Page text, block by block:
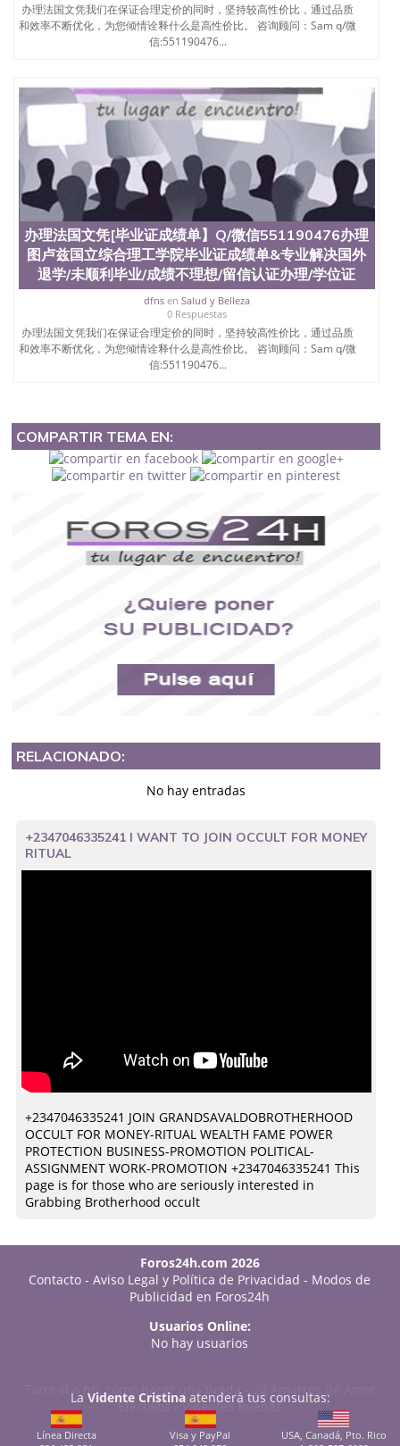
办理法国文凭我们在保证合理定价的同时，坚持较高性价比，通过品质
和效率不断优化，为您倾情诠释什么是高性价比。 咨询顾问：Sam q/微
信:551190476...
办理法国文凭[毕业证成绩单】Q/微信551190476办理
图卢兹国立综合理工学院毕业证成绩单&专业解决国外
退学/未顺利毕业/成绩不理想/留信认证办理/学位证
dfnsen Salud y Belleza
0 Respuestas
办理法国文凭我们在保证合理定价的同时，坚持较高性价比，通过品质
和效率不断优化，为您倾情诠释什么是高性价比。 咨询顾问：Sam q/微
信:551190476...
COMPARTIR TEMA EN:
RELACIONADO:
No hay entradas
+2347046335241 I WANT TO JOIN OCCULT FOR MONEY
RITUAL
+2347046335241 JOIN GRANDSAVALDOBROTHERHOOD
OCCULT FOR MONEY-RITUAL WEALTH FAME POWER
PROTECTION BUSINESS-PROMOTION POLITICAL-
ASSIGNMENT WORK-PROMOTION +2347046335241 This
page is for those who are seriously interested in
Grabbing Brotherhood occult
Foros24h.com 2026
Contacto -Aviso Legal y Política de Privacidad - Modos de
Publicidad en Foros24h
Usuarios Online:
No hay usuarios
Tarot sí o no: cómo hacer una tirada-
20 Amarres de Amor
Efectivos-Videntes Buenas
La Vidente Cristinaatenderá tus consultas:
Línea Directa
Visa y PayPal
USA, Canadá, Pto. Rico